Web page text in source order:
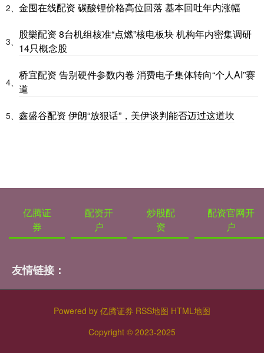
2、 金囤在线配资 碳酸锂价格高位回落 基本回吐年内涨幅
3、
股樂配资 8台机组核准“点燃”核电板块 机构年内密集调研
14只概念股
4、
桥宜配资 告别硬件参数内卷 消费电子集体转向“个人AI”赛
道
5、 鑫盛谷配资 伊朗“放狠话”，美伊谈判能否迈过这道坎
亿腾证
券
配资开
户
炒股配
资
配资官网开
户
友情链接：
Powered by 亿腾证券 RSS地图 HTML地图
Copyright © 2023-2025